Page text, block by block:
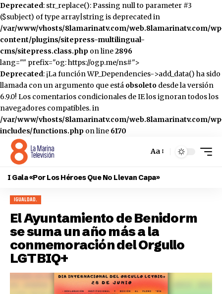
Deprecated: str_replace(): Passing null to parameter #3
($subject) of type array|string is deprecated in
/var/www/vhosts/8lamarinatv.com/web.8lamarinatv.com/
content/plugins/sitepress-multilingual-
cms/sitepress.class.php on line2896
lang="" prefix="og: https://ogp.me/ns#">
Deprecated: ¡La función WP_Dependencies->add_data() ha sido
llamada con un argumento que está obsoleto desde la versión
6.9.0! Los comentarios condicionales de IE los ignoran todos los
navegadores compatibles. in
/var/www/vhosts/8lamarinatv.com/web.8lamarinatv.com/
includes/functions.php on line 6170
Cambiar
tamaño
fuente
Aa
I Gala «Por Los Héroes Que No Llevan Capa»
IGUALDAD.
El Ayuntamiento de Benidorm
se suma un año más a la
conmemoración del Orgullo
LGTBIQ+